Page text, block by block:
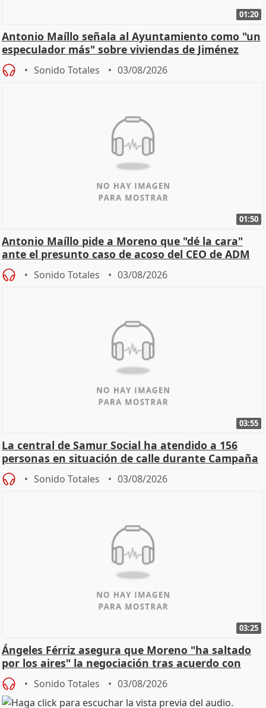
01:20
Antonio Maíllo señala al Ayuntamiento como "un
especulador más" sobre viviendas de Jiménez
Becerril
Sonido Totales 03/08/2026
01:50
Antonio Maíllo pide a Moreno que "dé la cara"
ante el presunto caso de acoso del CEO de ADM
Sonido Totales 03/08/2026
03:55
La central de Samur Social ha atendido a 156
personas en situación de calle durante Campaña
de Calor
Sonido Totales 03/08/2026
03:25
Ángeles Férriz asegura que Moreno "ha saltado
por los aires" la negociación tras acuerdo con
SMA
Sonido Totales 03/08/2026